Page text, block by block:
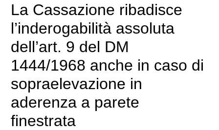
La Cassazione ribadisce
l’inderogabilità assoluta
dell’art. 9 del DM
1444/1968 anche in caso di
sopraelevazione in
aderenza a parete
finestrata